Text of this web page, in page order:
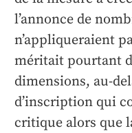
l’annonce de
n’appliqueraient
méritait pourtant
dimensions, au-
d’inscription qui
critique alors que